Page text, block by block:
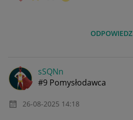
ODPOWIEDZ
sSQNn
#9 Pomysłodawca
‎26-08-2025 14:18